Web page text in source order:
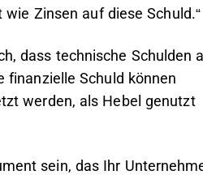
Zinsen auf diese Schuld.“
dass technische Schulden
finanzielle Schuld können
werden, als Hebel genutzt
sein, das Ihr